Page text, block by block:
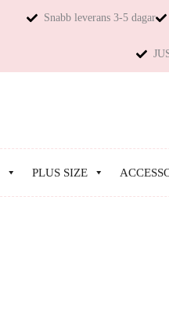
Snabb leverans 3-5 dagar
PLUS SIZE